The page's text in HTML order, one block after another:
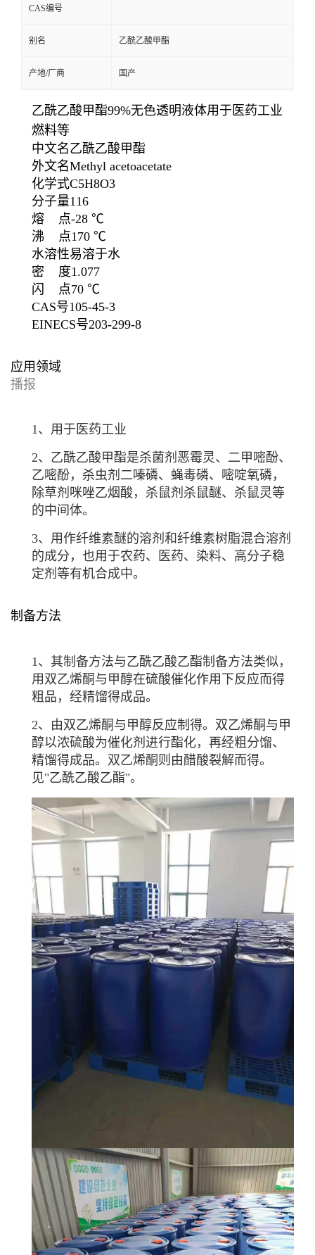
CAS编号
别名 乙酰乙酸甲酯
产地/厂商 国产
乙酰乙酸甲酯99%无色透明液体用于医药工业
燃料等
中文名乙酰乙酸甲酯
外文名Methyl acetoacetate
化学式C5H8O3
分子量116
熔 点-28 ℃
沸 点170 ℃
水溶性易溶于水
密 度1.077
闪 点70 ℃
CAS号105-45-3
EINECS号203-299-8
应用领域
播报
1、用于医药工业
2、乙酰乙酸甲酯是杀菌剂恶霉灵、二甲嘧酚、
乙嘧酚，杀虫剂二嗪磷、蝇毒磷、嘧啶氧磷，
除草剂咪唑乙烟酸，杀鼠剂杀鼠醚、杀鼠灵等
的中间体。
3、用作纤维素醚的溶剂和纤维素树脂混合溶剂
的成分，也用于农药、医药、染料、高分子稳
定剂等有机合成中。
制备方法
1、其制备方法与乙酰乙酸乙酯制备方法类似，
用双乙烯酮与甲醇在硫酸催化作用下反应而得
粗品，经精馏得成品。
2、由双乙烯酮与甲醇反应制得。 双乙烯酮 与甲
醇以浓硫酸为催化剂 进行酯化，再经粗 分馏、
精馏得成品。 双乙烯酮 则由醋酸裂解而得。
见"乙酰乙酸乙酯"。